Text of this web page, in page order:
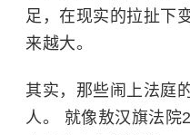
足，在现实的拉扯下
来越大。
其实，那些闹上法庭
人。 就像敖汉旗法院